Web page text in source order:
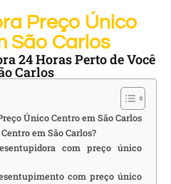
Preço Único
São Carlos
24 Horas Perto de Você
Carlos
Único Centro em São Carlos
em São Carlos?
com preço único
com preço único